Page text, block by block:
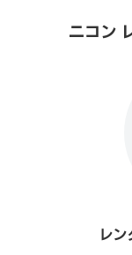
ニコン
レ